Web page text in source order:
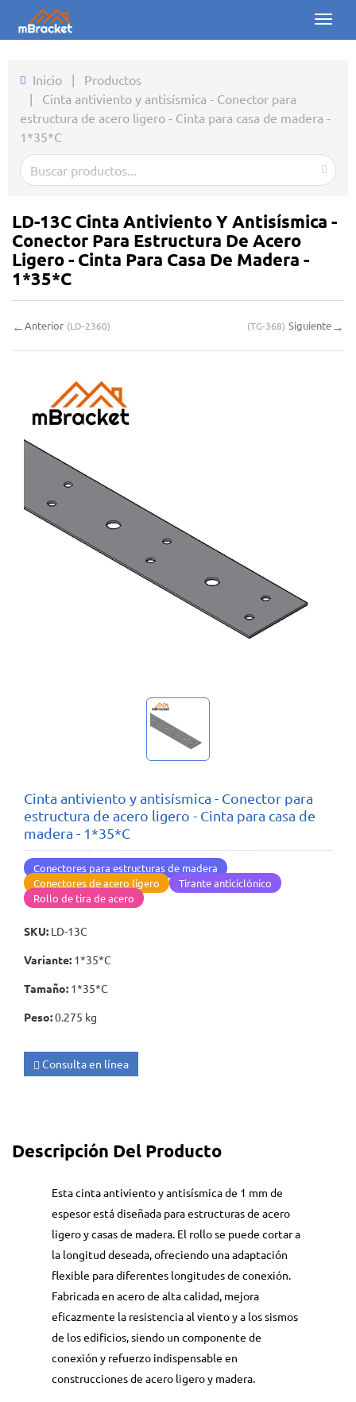
Toggle
Productos
Noticias
Fotos
Sobre nosotros
Contacto
Consulta en línea
🌐 Language▼
Inicio | Productos
| Cinta antiviento y antisísmica - Conector para
estructura de acero ligero - Cinta para casa de madera -
1*35*C
LD-13C Cinta Antiviento Y Antisísmica -
Conector Para Estructura De Acero
Ligero - Cinta Para Casa De Madera -
1*35*C
←Anterior (LD-2360) (TG-368) Siguiente→
Cinta antiviento y antisísmica - Conector para
estructura de acero ligero - Cinta para casa de
madera - 1*35*C
Conectores para estructuras de madera
Conectores de acero ligero
Tirante anticiclónico
Rollo de tira de acero
SKU: LD-13C
Variante: 1*35*C
Tamaño: 1*35*C
Peso:0.275 kg
Consulta en línea
Descripción Del Producto
Esta cinta antiviento y antisísmica de 1 mm de
espesor está diseñada para estructuras de acero
ligero y casas de madera. El rollo se puede cortar a
la longitud deseada, ofreciendo una adaptación
flexible para diferentes longitudes de conexión.
Fabricada en acero de alta calidad, mejora
eficazmente la resistencia al viento y a los sismos
de los edificios, siendo un componente de
conexión y refuerzo indispensable en
construcciones de acero ligero y madera.